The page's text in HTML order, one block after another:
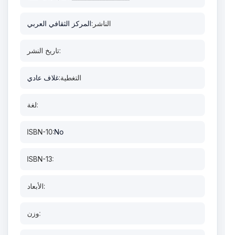
الناشر:المركز الثقافي العربي
تاريخ النشر:
التغطية:غلاف عادي
لغة:
ISBN-10:No
ISBN-13:
الأبعاد:
وزن: